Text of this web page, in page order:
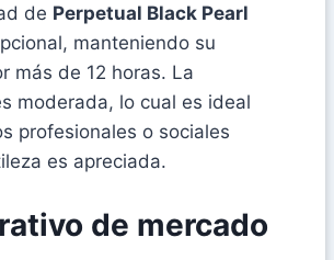
de Perpetual Black Pearl
manteniendo su
más de 12 horas. La
moderada, lo cual es ideal
profesionales o sociales
es apreciada.
de mercado